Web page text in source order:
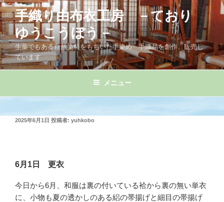
コ
ン
テ
ン
ツ
へ
手織り由布衣工房 －ており
ゆうこうぼう－
生薬でもある自然染料をもちいた手染め 手織品を創作、販売し
ています
メニュー
投
2025年6月1日 投稿者: yuhkobo
6月1日 更衣
今日から6月、和服は裏の付いている袷から裏の無い単衣
に、小物も夏の透かしのある絽の帯揚げと細目の帯揚げ